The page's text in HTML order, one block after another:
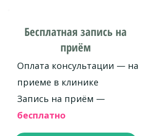
Бесплатная запись на
приём
Оплата консультации — на
приеме в клинике
Запись на приём —
бесплатно